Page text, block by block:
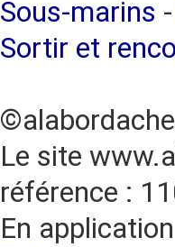
Sous-marins -
Sortir et
Le site
référence :
En